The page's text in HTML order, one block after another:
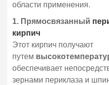
области применения.
1. Прямосвязанный
кирпич
Этот кирпич получают
путем
обеспечивает
зернами периклаза и